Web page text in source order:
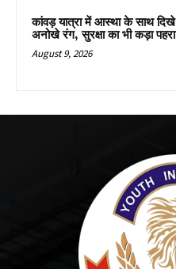
कांवड़ यात्रा में आस्था के साथ दिखे
अनोखे रंग, सुरक्षा का भी कड़ा पहरा
August 9, 2026